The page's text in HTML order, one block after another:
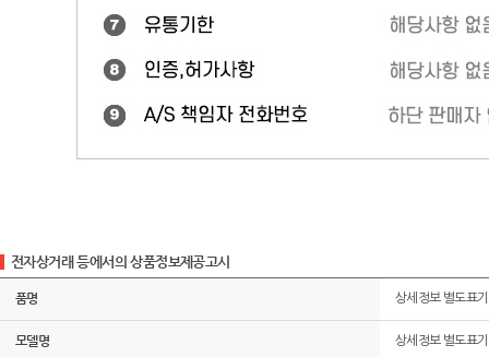
전자상거래 등에서의 상품정보제공고시
품명 상세정보 별도표기
모델명 상세정보 별도표기